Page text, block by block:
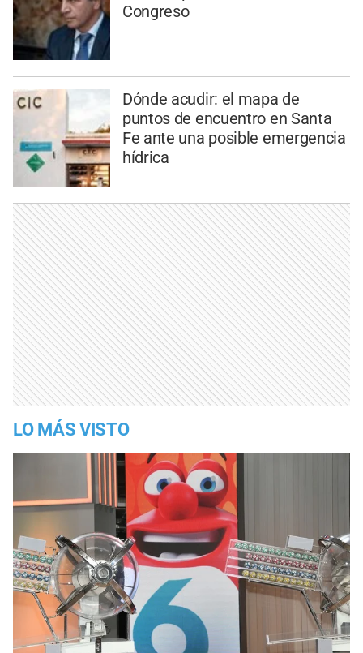
Congreso
Dónde acudir: el mapa de
puntos de encuentro en Santa
Fe ante una posible emergencia
hídrica
LO MÁS VISTO